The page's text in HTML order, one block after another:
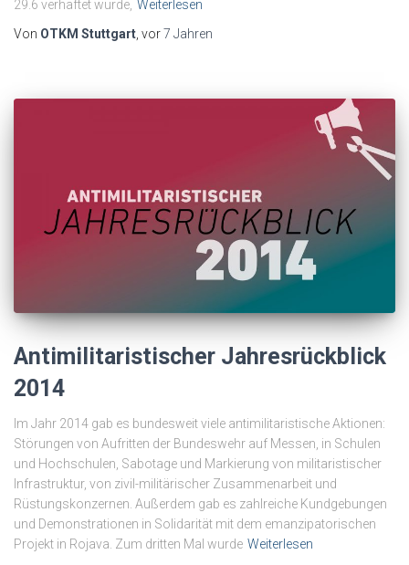
29.6 verhaftet wurde, Weiterlesen
Von OTKM Stuttgart , vor7 Jahren
Antimilitaristischer Jahresrückblick
2014
Im Jahr 2014 gab es bundesweit viele antimilitaristische Aktionen:
Störungen von Aufritten der Bundeswehr auf Messen, in Schulen
und Hochschulen, Sabotage und Markierung von militaristischer
Infrastruktur, von zivil-militärischer Zusammenarbeit und
Rüstungskonzernen. Außerdem gab es zahlreiche Kundgebungen
und Demonstrationen in Solidarität mit dem emanzipatorischen
Projekt in Rojava. Zum dritten Mal wurde Weiterlesen